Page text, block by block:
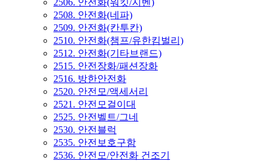
2508. 안전화(네파)
2509. 안전화(칸투칸)
2510. 안전화(챔프/유한킴벌리)
2512. 안전화(기타브랜드)
2515. 안전장화/패션장화
2516. 방한안전화
2520. 안전모/액세서리
2521. 안전모걸이대
2525. 안전벨트/그네
2530. 안전블럭
2535. 안전보호구함
2536. 안전모/안전화 건조기